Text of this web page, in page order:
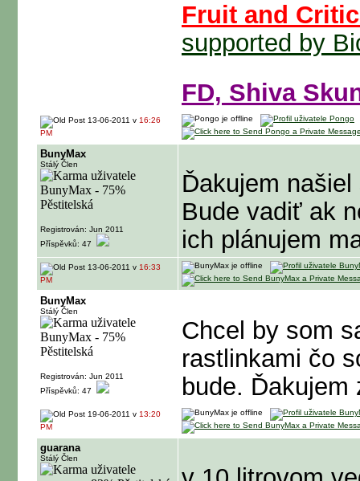
Fruit and
supported by
FD, Shiva
13-06-2011 v 16:26
PM
BunyMax
Stálý Člen
Registrován: Jun 2011
Příspěvků: 47
Ďakujem
Bude vadiť ak
ich plánujem
13-06-2011 v 16:33
PM
BunyMax
Stálý Člen
Registrován: Jun 2011
Příspěvků: 47
Chcel by som
rastlinkami čo
bude. Ďakujem
19-06-2011 v 13:20
PM
guarana
Stálý Člen